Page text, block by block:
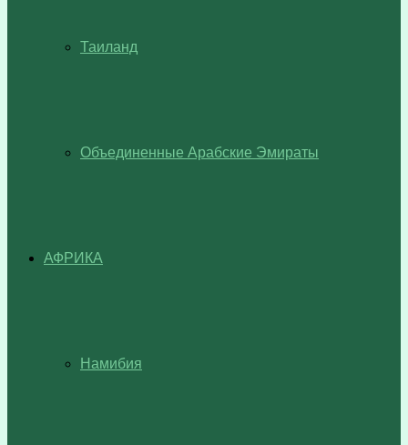
Таиланд
Объединенные Арабские Эмираты
АФРИКА
Намибия